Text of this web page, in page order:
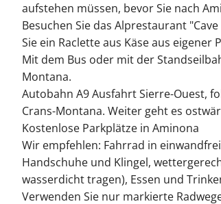
aufstehen müssen, bevor Sie nach
Besuchen Sie das Alprestaurant
Sie ein Raclette aus Käse aus eigener
Mit dem Bus oder mit der
Montana.
Autobahn A9 Ausfahrt Sierre-Ouest,
Crans-Montana. Weiter geht es
Kostenlose Parkplätze in Aminona
Wir empfehlen: Fahrrad in
Handschuhe und Klingel,
wasserdicht tragen), Essen und
Verwenden Sie nur markierte